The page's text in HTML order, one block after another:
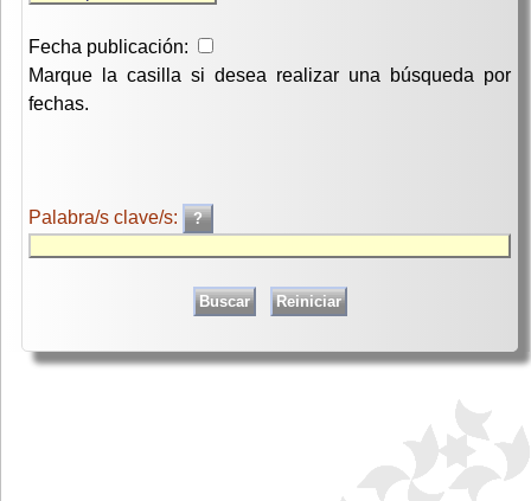
Fecha publicación:
Marque la casilla si desea realizar una búsqueda por
fechas.
Palabra/s clave/s: